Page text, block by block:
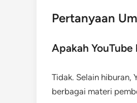
Pertanyaan
Apakah
Tidak. Selain hiburan,
berbagai materi